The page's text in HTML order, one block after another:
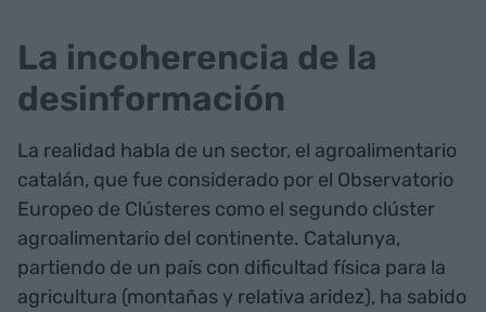
La incoherencia de la
desinformación
La realidad habla de un sector, el agroalimentario
catalán, que fue considerado por el Observatorio
Europeo de Clústeres como el segundo clúster
agroalimentario del continente. Catalunya,
partiendo de un país con dificultad física para la
agricultura (montañas y relativa aridez), ha sabido